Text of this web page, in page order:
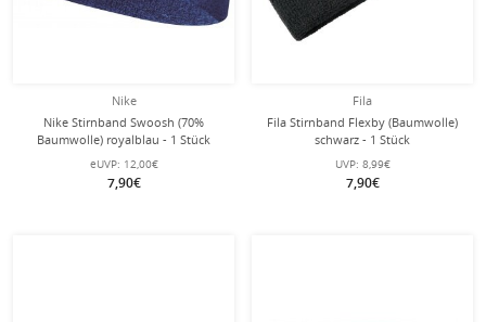
Nike
Nike Stirnband Swoosh (70%
Baumwolle) royalblau - 1 Stück
eUVP: 12,00€
7,90€
Fila
Fila Stirnband Flexby (Baumwolle)
schwarz - 1 Stück
UVP: 8,99€
7,90€